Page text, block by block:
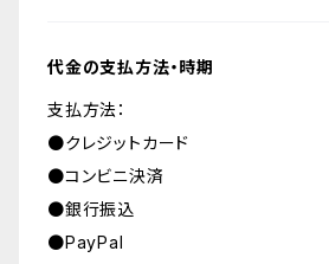
代金の支払方法・時期
支払方法：
●クレジットカード
●コンビニ決済
●銀行振込
●PayPal